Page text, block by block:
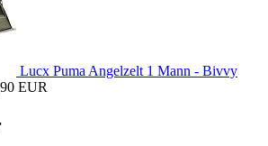
Lucx Puma Angelzelt 1 Mann - Bivvy
EUR